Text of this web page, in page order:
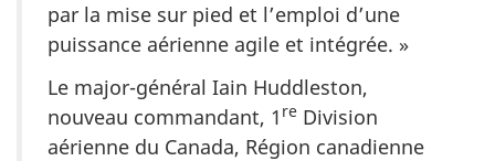
par la mise sur pied et l’emploi d’une
puissance aérienne agile et intégrée. »
Le major-général Iain Huddleston,
nouveau commandant, 1 re Division
aérienne du Canada, Région canadienne